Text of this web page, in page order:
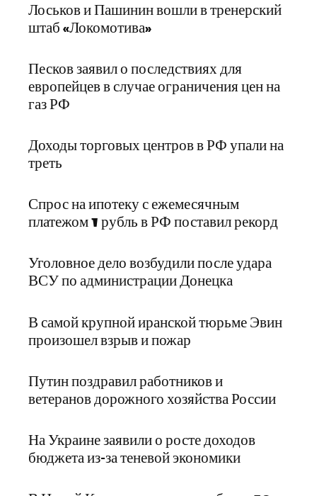
Лоськов и Пашинин вошли в тренерский
штаб «Локомотива»
Песков заявил о последствиях для
европейцев в случае ограничения цен на
газ РФ
Доходы торговых центров в РФ упали на
треть
Спрос на ипотеку с ежемесячным
платежом 1 рубль в РФ поставил рекорд
Уголовное дело возбудили после удара
ВСУ по администрации Донецка
В самой крупной иранской тюрьме Эвин
произошел взрыв и пожар
Путин поздравил работников и
ветеранов дорожного хозяйства России
На Украине заявили о росте доходов
бюджета из-за теневой экономики